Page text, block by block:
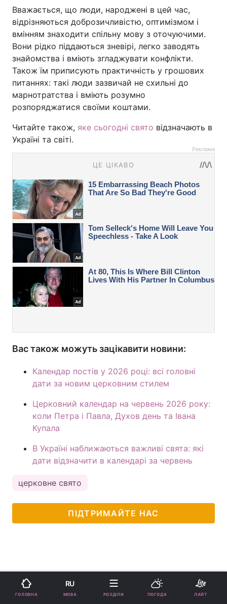
Вважається, що люди, народжені в цей час,
відрізняються доброзичливістю, оптимізмом і
вмінням знаходити спільну мову з оточуючими.
Вони рідко піддаються зневірі, легко заводять
знайомства і вміють згладжувати конфлікти.
Також їм приписують практичність у грошових
питаннях: такі люди зазвичай не схильні до
марнотратства і вміють розумно
розпоряджатися своїми коштами.
Читайте також, яке сьогодні свято відзначають в
Україні та світі.
Реклама
Вас також можуть зацікавити новини:
Календар постів у 2026 році: всі головні
дати за новим церковним стилем
Церковний календар на червень 2026 року:
коли Петра і Павла, Духов день та Івана
Купала
В Україні наближаються важливі свята: які
дати відзначити в календарі за червень
церковне свято
ПІДТРИМАЙТЕ НАС
ГОЛОВНА
RU
МОВА РОЗДІЛИ ПОГОДА ЛАЙТ